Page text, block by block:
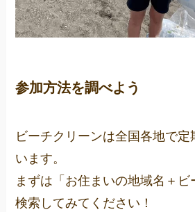
参加方法を調べよう
ビーチクリーンは全国各地で定
います。
まずは「お住まいの地域名＋
検索してみてください！